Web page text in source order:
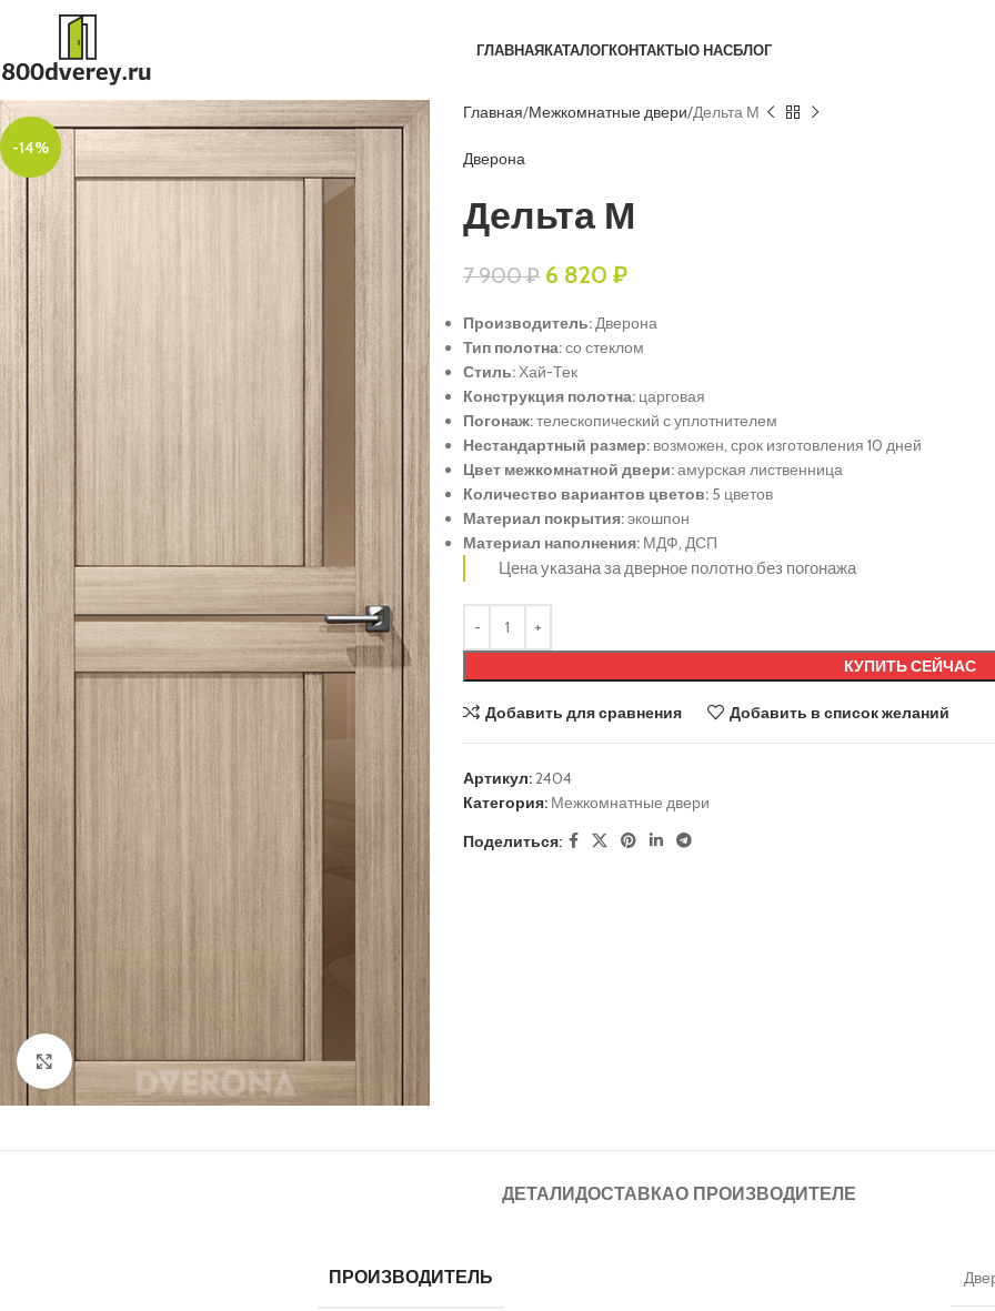
ГЛАВНАЯКАТАЛОГКОНТАКТЫО НАСБЛОГ
-14%
Нажмите, чтобы увеличить
Главная Межкомнатные двери Дельта М
Дверона
Дельта М
7 900₽ 6 820₽
Производитель:Дверона
Тип полотна:со стеклом
Стиль:Хай-Тек
Конструкция полотна: царговая
Погонаж:телескопический с уплотнителем
Нестандартный размер: возможен, срок изготовления 10 дней
Цвет межкомнатной двери:амурская лиственница
Количество вариантов цветов: 5 цветов
Материал покрытия:экошпон
Материал наполнения: МДФ, ДСП
Цена указана за дверное полотно без погонажа
КУПИТЬ СЕЙЧАС
Добавить для сравнения Добавить в список желаний
Артикул:2404
Категория: Межкомнатные двери
Поделиться:
ДЕТАЛИДОСТАВКАО ПРОИЗВОДИТЕЛЕ
ПРОИЗВОДИТЕЛЬ